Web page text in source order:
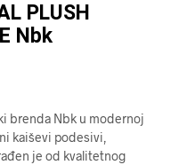
PLUSH
Nbk
brenda Nbk u modernoj
kaiševi podesivi,
je od kvalitetnog